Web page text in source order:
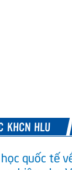
KHCN HLU
quốc tế